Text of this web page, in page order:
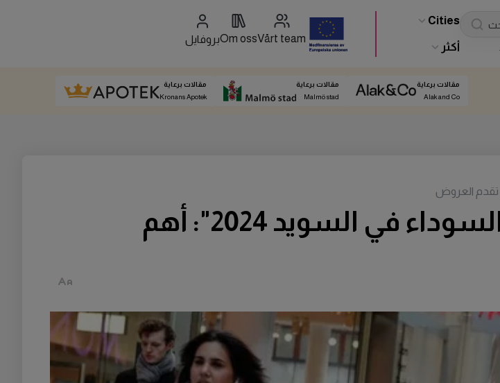
Cities
أكثر
Vårt team
Om ossبروفايل
مقالات برعاية
Alak and Co
مقالات برعاية
Malmö stad
مقالات برعاية
Kronans Apotek
كل ما تحتاج معرفته عن "الجمعة السوداء في السويد 2024": أهم